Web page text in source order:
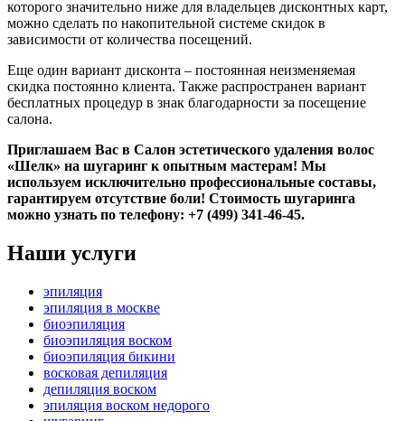
которого значительно ниже для владельцев дисконтных карт,
можно сделать по накопительной системе скидок в
зависимости от количества посещений.
Еще один вариант дисконта – постоянная неизменяемая
скидка постоянно клиента. Также распространен вариант
бесплатных процедур в знак благодарности за посещение
салона.
Приглашаем Вас в Салон эстетического удаления волос
«Шелк» на шугаринг к опытным мастерам! Мы
используем исключительно профессиональные составы,
гарантируем отсутствие боли! Стоимость шугаринга
можно узнать по телефону: +7 (499) 341-46-45.
Наши услуги
эпиляция
эпиляция в москве
биоэпиляция
биоэпиляция воском
биоэпиляция бикини
восковая депиляция
депиляция воском
эпиляция воском недорого